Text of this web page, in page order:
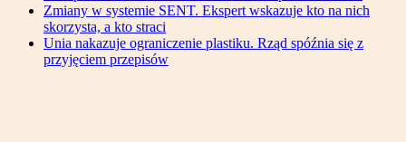
Zmiany w systemie SENT. Ekspert wskazuje kto na nich
skorzysta, a kto straci
Unia nakazuje ograniczenie plastiku. Rząd spóźnia się z
przyjęciem przepisów